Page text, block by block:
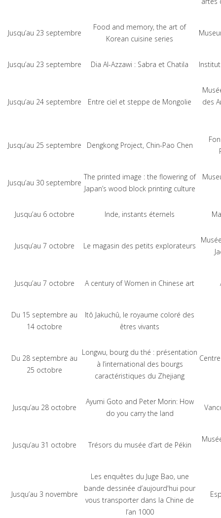
Jusqu’au 23 septembre
Food and memory, the art of
Korean cuisine series
Jusqu’au 23 septembre Dia Al-Azzawi : Sabra et Chatila
Jusqu’au 24 septembre Entre ciel et steppe de Mongolie
des
Jusqu’au 25 septembre Dengkong Project, Chin-Pao Chen
Jusqu’au 30 septembre
The printed image : the flowering of
Japan’s wood block printing culture
Jusqu’au 6 octobre Inde, instants éternels
Jusqu’au 7 octobre Le magasin des petits explorateurs
Jusqu’au 7 octobre A century of Women in Chinese art
Du 15 septembre au
14 octobre
Itô Jakuchû, le royaume coloré des
êtres vivants
Du 28 septembre au
25 octobre
Longwu, bourg du thé : présentation
à l’international des bourgs
caractéristiques du Zhejiang
Jusqu’au 28 octobre
Ayumi Goto and Peter Morin: How
do you carry the land
Jusqu’au 31 octobre Trésors du musée d’art de Pékin
Jusqu’au 3 novembre
Les enquêtes du Juge Bao, une
bande dessinée d’aujourd'hui pour
vous transporter dans la Chine de
l’an 1000